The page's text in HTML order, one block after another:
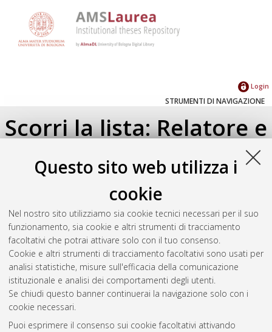
Questo sito web utilizza i
cookie
Nel nostro sito utilizziamo sia cookie tecnici necessari per il suo
funzionamento, sia cookie e altri strumenti di tracciamento
facoltativi che potrai attivare solo con il tuo consenso.
Cookie e altri strumenti di tracciamento facoltativi sono usati per
analisi statistiche, misure sull'efficacia della comunicazione
istituzionale e analisi dei comportamenti degli utenti.
Se chiudi questo banner continuerai la navigazione solo con i
cookie necessari.
Puoi esprimere il consenso sui cookie facoltativi attivando
Login
STRUMENTI DI NAVIGAZIONE
Scorri la lista: Relatore e
Correlatore
Seleziona un valore dall'elenco sottostante.
2019(1)
Atom
Rss 1.0
Rss 2.0